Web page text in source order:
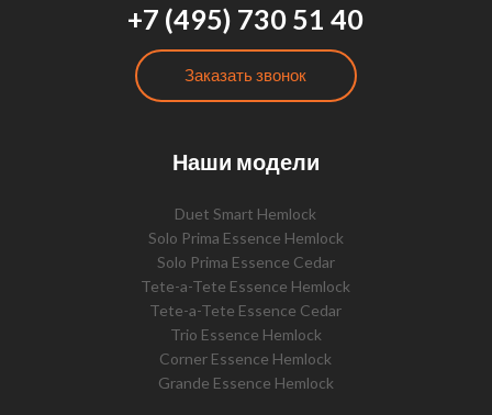
+7 (495) 730 51 40
Заказать звонок
Наши модели
Duet Smart Hemlock
Solo Prima Essence Hemlock
Solo Prima Essence Cedar
Tete-a-Tete Essence Hemlock
Tete-a-Tete Essence Cedar
Trio Essence Hemlock
Corner Essence Hemlock
Grande Essence Hemlock